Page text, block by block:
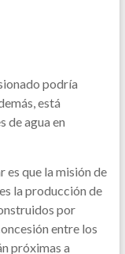
podría
está
de agua en
es que la misión de
la producción de
por
entre los
próximas a